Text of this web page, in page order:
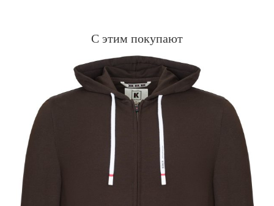
С этим покупают